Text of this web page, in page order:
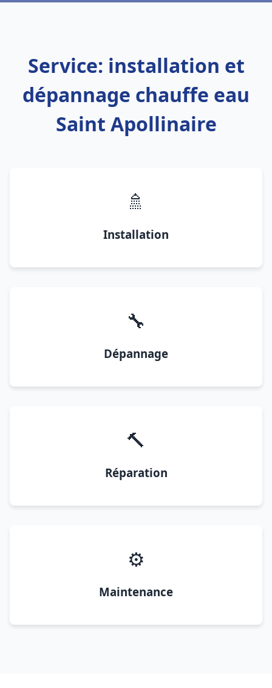
Service: installation et
dépannage chauffe eau
Saint Apollinaire
🚿
Installation
🔧
Dépannage
🔨
Réparation
⚙️
Maintenance